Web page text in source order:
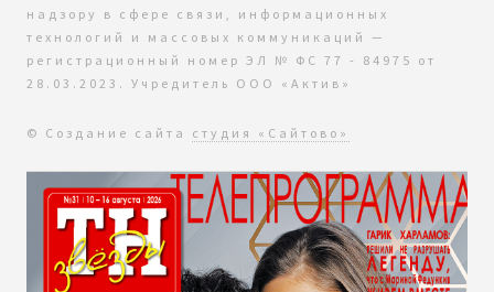
надзору в сфере связи, информационных
технологий и массовых коммуникаций —
регистрационный номер ЭЛ № ФС 77 - 84975 от
28.03.2023. Учредитель ООО «Актив»
© Создание сайта студия «Сайтово»